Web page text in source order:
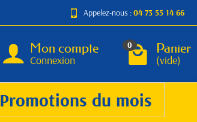
Appelez-nous :04 73 55 14 66
Mon compte
Connexion
0 Panier
(vide)
Promotions du mois